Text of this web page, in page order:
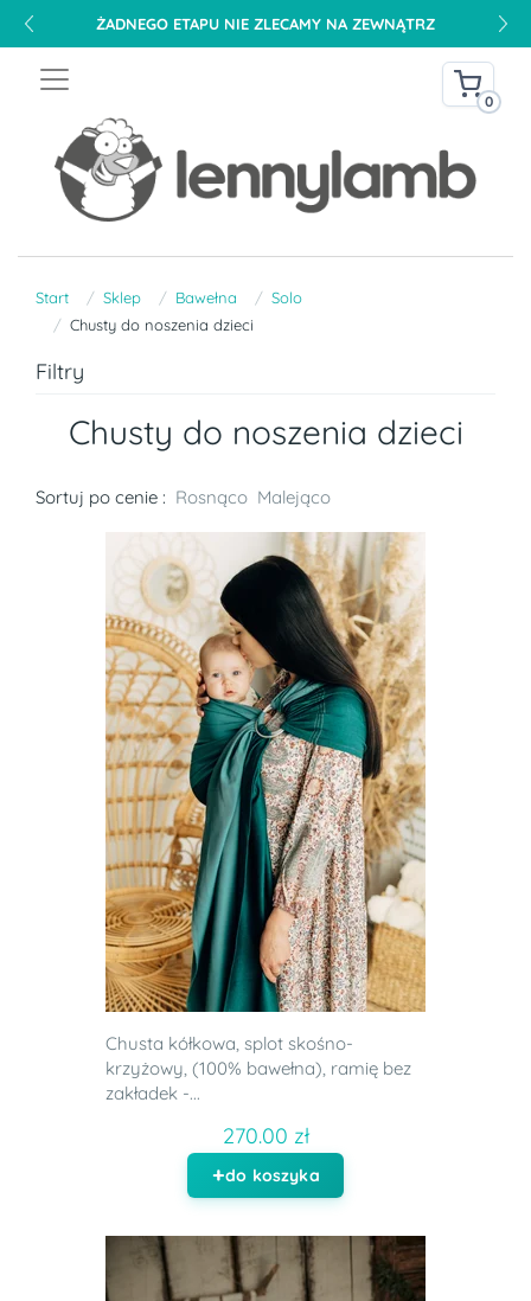
ŻADNEGO ETAPU NIE ZLECAMY NA ZEWNĄTRZ
0
Start Sklep Bawełna
Solo
Chusty do noszenia dzieci
Filtry
Chusty do noszenia dzieci
Sortuj po cenie : Rosnąco Malejąco
Chusta kółkowa, splot skośno-
krzyżowy, (100% bawełna), ramię bez
zakładek -...
270.00 zł
do koszyka